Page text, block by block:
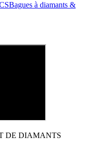
Bagues à diamants &